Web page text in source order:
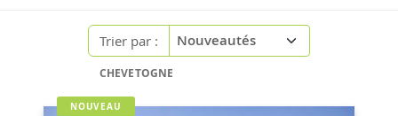
Trier par :
CHEVETOGNE